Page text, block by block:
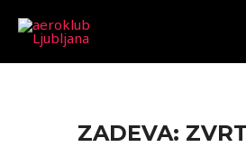
ZADEVA: